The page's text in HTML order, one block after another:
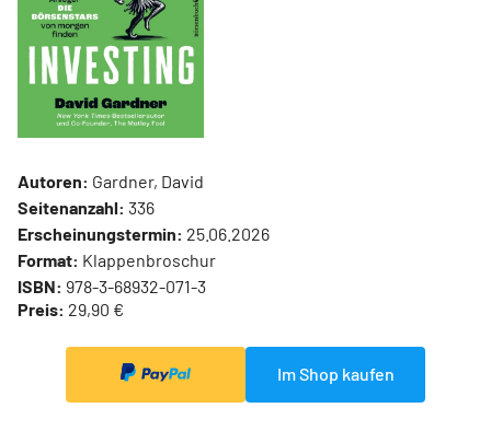
Autoren: Gardner, David
Seitenanzahl: 336
Erscheinungstermin: 25.06.2026
Format: Klappenbroschur
ISBN: 978-3-68932-071-3
Preis: 29,90 €
Im Shop kaufen